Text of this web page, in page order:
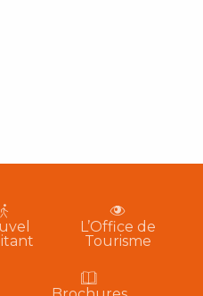
L’Office de
Tourisme